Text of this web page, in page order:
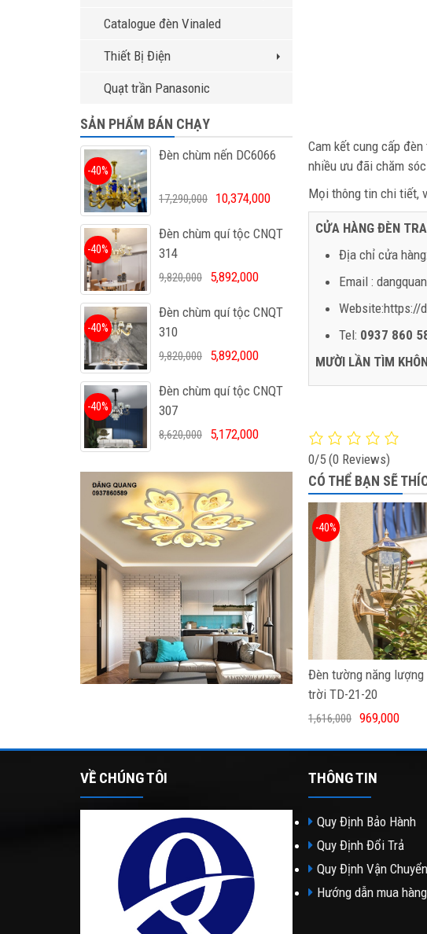
Cam kết cung cấp
nhiều ưu đãi chăm
Mọi thông tin chi tiết,
CỬA HÀNG ĐÈN
Địa chỉ cửa
Email :
Website:https://
Tel: 0937 860
MƯỜI LẦN TÌM
0/5 (0 Reviews)
CÓ THỂ BẠN SẼ
Đèn tường năng lượng
trời TD-21-20
-40%
1,616,000 969,000
Catalogue đèn Vinaled
Thiết Bị Điện
Quạt trần Panasonic
SẢN PHẨM BÁN CHẠY
Đèn chùm nến DC6066
-40%
17,290,000 10,374,000
Đèn chùm quí tộc CNQT
314
-40%
9,820,000 5,892,000
Đèn chùm quí tộc CNQT
310
-40%
9,820,000 5,892,000
Đèn chùm quí tộc CNQT
307
-40%
8,620,000 5,172,000
VỀ CHÚNG TÔI THÔNG TIN
Quy Định Bảo Hành
Quy Định Đổi Trả
Quy Định Vận Chuyển
Hướng dẫn mua hàng